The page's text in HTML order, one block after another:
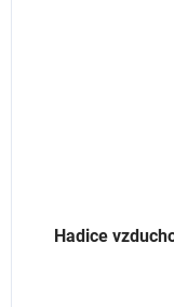
Hadice